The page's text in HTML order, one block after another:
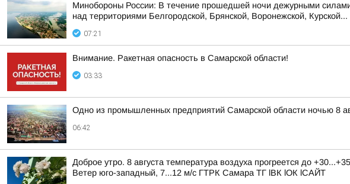
Минобороны России: В течение прошедшей ночи дежурными
над территориями Белгородской, Брянской, Воронежской, Курской...
07:21
Внимание. Ракетная опасность в Самарской области!
03:33
Одно из промышленных предприятий Самарской области ночью 8
06:42
Доброе утро. 8 августа температура воздуха прогреется до
Ветер юго-западный, 7...12 м/с ГТРК Самара ТГ lВК lОК lСАЙТ